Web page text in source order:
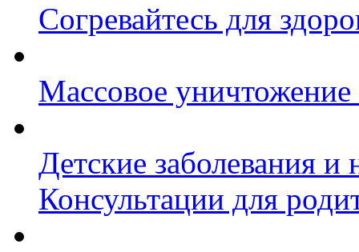
Согревайтесь для
Массовое
Детские заболевания
Консультации для